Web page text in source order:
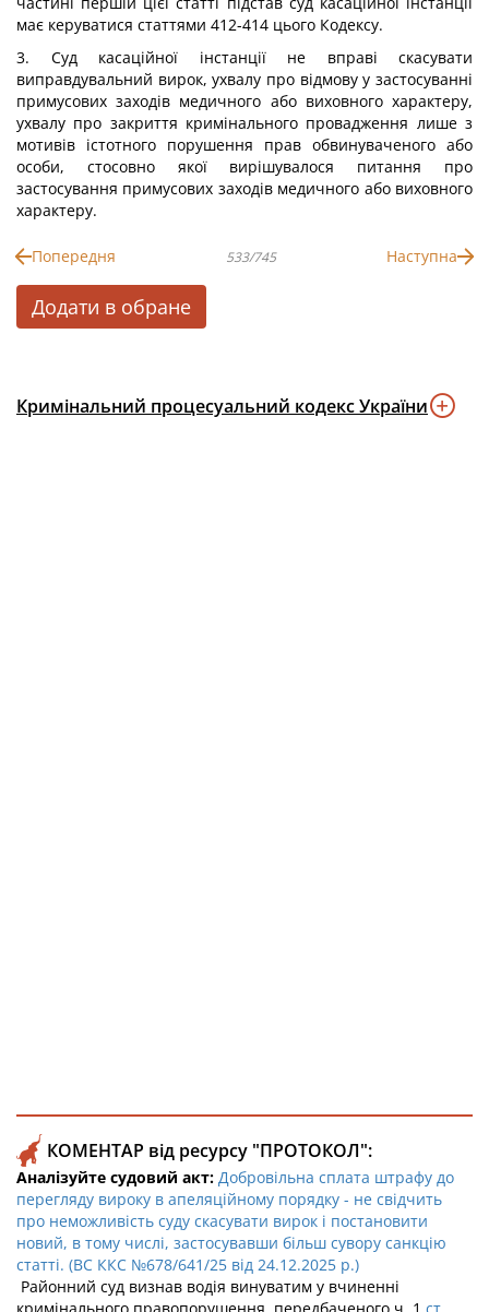
має керуватися статтями 412-414 цього Кодексу.
3. Суд касаційної інстанції не вправі скасувати
виправдувальний вирок, ухвалу про відмову у застосуванні
примусових заходів медичного або виховного характеру,
ухвалу про закриття кримінального провадження лише з
мотивів істотного порушення прав обвинуваченого або
особи, стосовно якої вирішувалося питання про
застосування примусових заходів медичного або виховного
характеру.
Попередня 533/745 Наступна
Додати в обране
Кримінальний процесуальний кодекс України
КОМЕНТАР від ресурсу "ПРОТОКОЛ":
Аналізуйте судовий акт: Добровільна сплата штрафу до
перегляду вироку в апеляційному порядку - не свідчить
про неможливість суду скасувати вирок і постановити
новий, в тому числі, застосувавши більш сувору санкцію
статті. (ВС ККС №678/641/25 від 24.12.2025 р.)
Районний суд визнав водія винуватим у вчиненні